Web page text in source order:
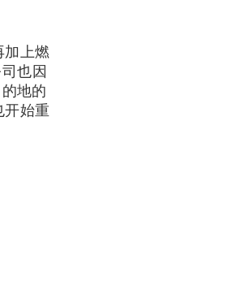
加上燃
也因
地的
开始重